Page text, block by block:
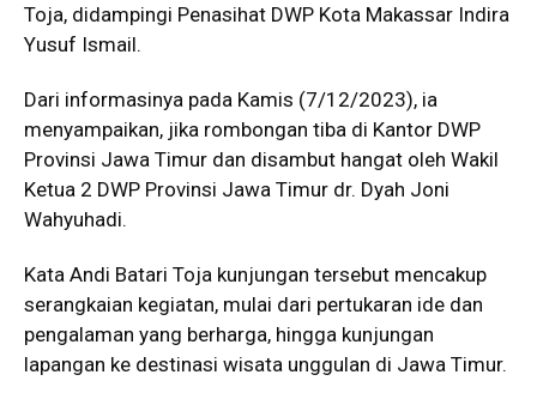
Toja, didampingi Penasihat DWP Kota Makassar Indira
Yusuf Ismail.
Dari informasinya pada Kamis (7/12/2023), ia
menyampaikan, jika rombongan tiba di Kantor DWP
Provinsi Jawa Timur dan disambut hangat oleh Wakil
Ketua 2 DWP Provinsi Jawa Timur dr. Dyah Joni
Wahyuhadi.
Kata Andi Batari Toja kunjungan tersebut mencakup
serangkaian kegiatan, mulai dari pertukaran ide dan
pengalaman yang berharga, hingga kunjungan
lapangan ke destinasi wisata unggulan di Jawa Timur.